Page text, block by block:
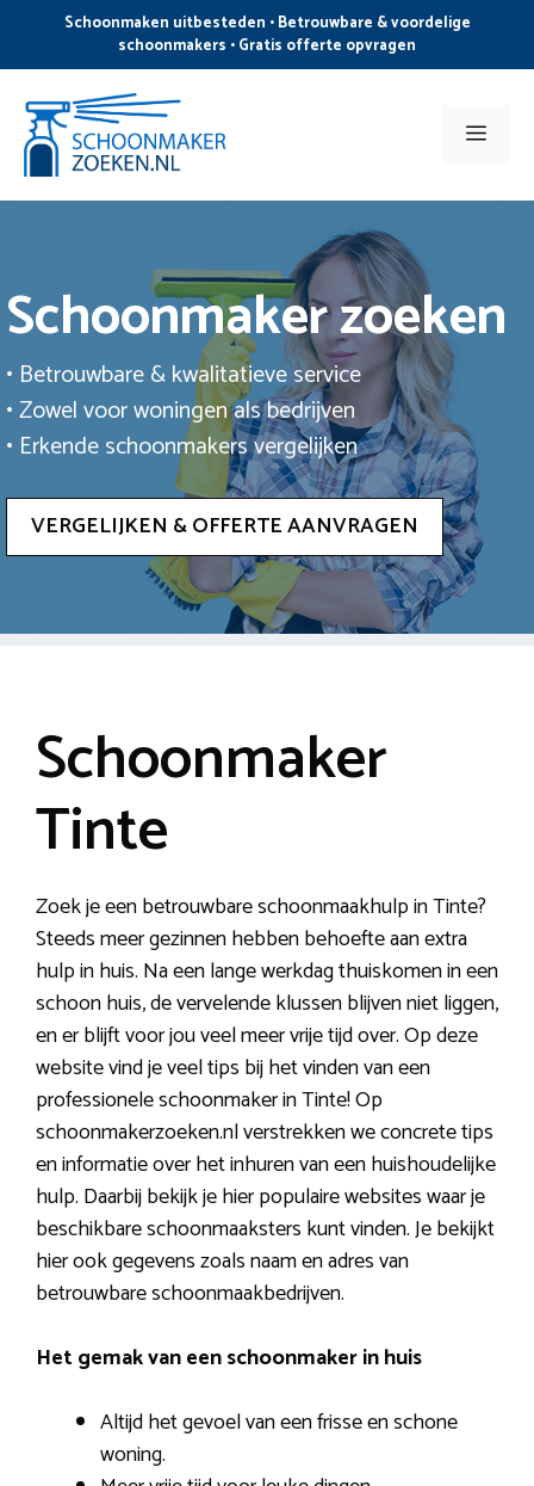
de
inhoud
Schoonmaken uitbesteden • Betrouwbare & voordelige
schoonmakers • Gratis offerte opvragen
Menu
Schoonmaker zoeken
• Betrouwbare & kwalitatieve service
• Zowel voor woningen als bedrijven
• Erkende schoonmakers vergelijken
VERGELIJKEN & OFFERTE AANVRAGEN
Schoonmaker
Tinte
Zoek je een betrouwbare schoonmaakhulp in Tinte?
Steeds meer gezinnen hebben behoefte aan extra
hulp in huis. Na een lange werkdag thuiskomen in een
schoon huis, de vervelende klussen blijven niet liggen,
en er blijft voor jou veel meer vrije tijd over. Op deze
website vind je veel tips bij het vinden van een
professionele schoonmaker in Tinte! Op
schoonmakerzoeken.nl verstrekken we concrete tips
en informatie over het inhuren van een huishoudelijke
hulp. Daarbij bekijk je hier populaire websites waar je
beschikbare schoonmaaksters kunt vinden. Je bekijkt
hier ook gegevens zoals naam en adres van
betrouwbare schoonmaakbedrijven.
Het gemak van een schoonmaker in huis
Altijd het gevoel van een frisse en schone
woning.